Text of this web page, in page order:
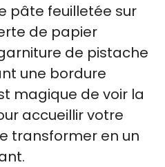
pâte feuilletée sur
de papier
de pistache
une bordure
magique de voir la
accueillir votre
transformer en un